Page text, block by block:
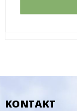
KONTAKT